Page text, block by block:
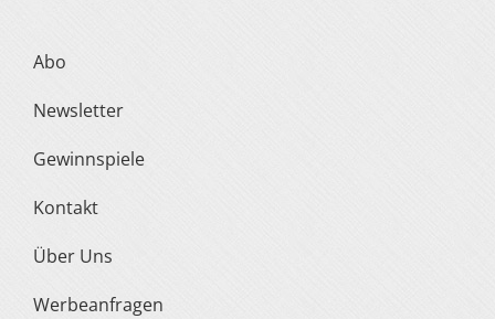
Abo
Newsletter
Gewinnspiele
Kontakt
Über Uns
Werbeanfragen